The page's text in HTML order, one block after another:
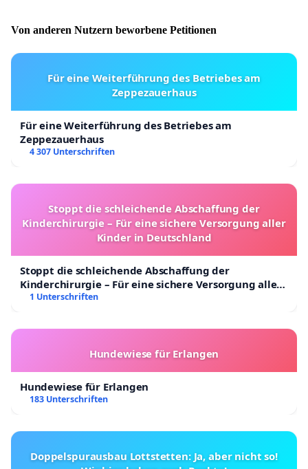
Von anderen Nutzern beworbene Petitionen
Für eine Weiterführung des Betriebes am
Zeppezauerhaus
Für eine Weiterführung des Betriebes am
Zeppezauerhaus
4 307 Unterschriften
Stoppt die schleichende Abschaffung der
Kinderchirurgie – Für eine sichere Versorgung aller
Kinder in Deutschland
Stoppt die schleichende Abschaffung der
Kinderchirurgie – Für eine sichere Versorgung aller
Kinder in Deutschland
1 Unterschriften
Hundewiese für Erlangen
Hundewiese für Erlangen
183 Unterschriften
Doppelspurausbau Lottstetten: Ja, aber nicht so!